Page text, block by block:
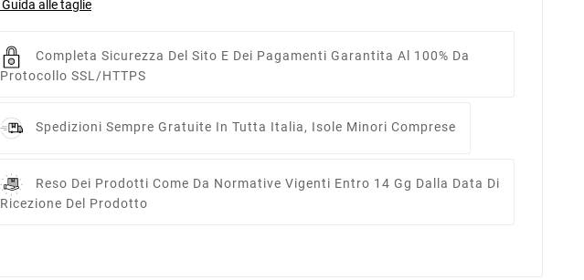
Guida alle taglie
Completa Sicurezza Del Sito E Dei Pagamenti Garantita Al 100% Da
Protocollo SSL/HTTPS
Spedizioni Sempre Gratuite In Tutta Italia, Isole Minori Comprese
Reso Dei Prodotti Come Da Normative Vigenti Entro 14 Gg Dalla Data Di
Ricezione Del Prodotto